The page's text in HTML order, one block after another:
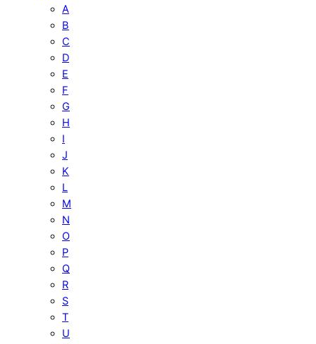
A
B
C
D
E
F
G
H
I
J
K
L
M
N
O
P
Q
R
S
T
U